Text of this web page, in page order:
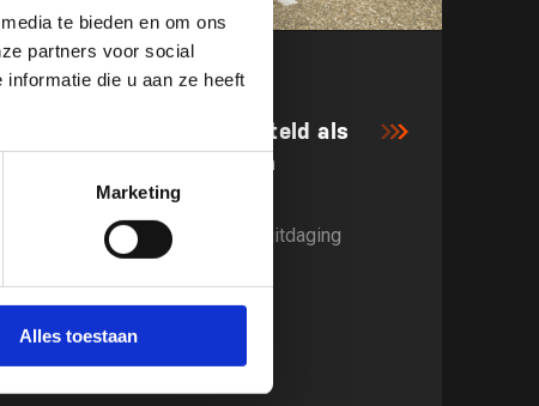
te bieden en om ons
partners voor social
die u aan ze heeft
Marketing
Alles toestaan
Marcel ten Wolde aangesteld als
bondscoach paratriathlon
Ten Wolde kijkt uit naar nieuwe uitdaging